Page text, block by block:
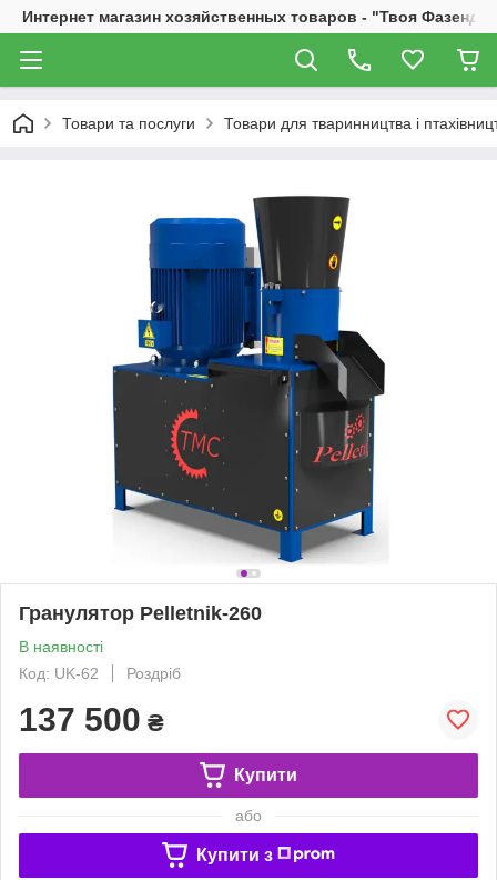
Интернет магазин хозяйственных товаров - "Твоя
Товари та послуги Товари для тваринництва і
Гранулятор Pelletnik-260
В наявності
Код: UK-62
Роздріб
137 500 ₴
Купити
або
Купити з